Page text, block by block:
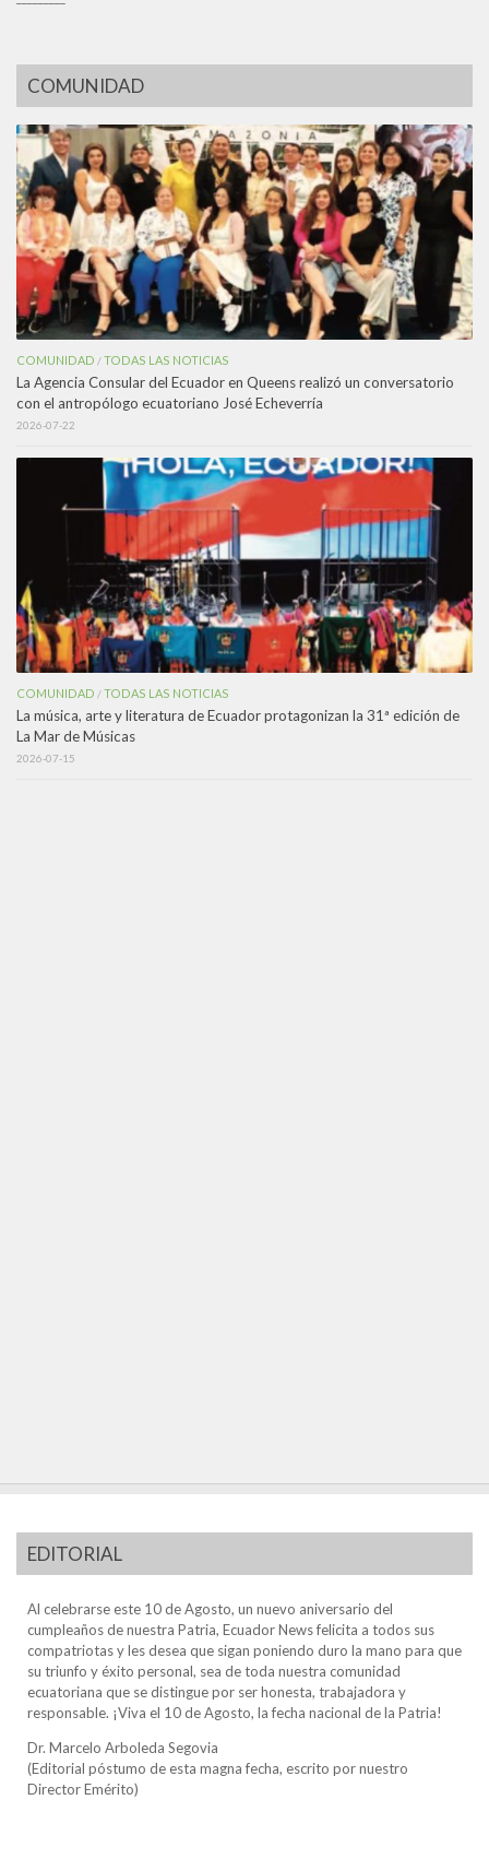
COMUNIDAD
COMUNIDAD /TODAS LAS NOTICIAS
La Agencia Consular del Ecuador en Queens realizó un conversatorio
con el antropólogo ecuatoriano José Echeverría
2026-07-22
COMUNIDAD /TODAS LAS NOTICIAS
La música, arte y literatura de Ecuador protagonizan la 31ª edición de
La Mar de Músicas
2026-07-15
EDITORIAL
Al celebrarse este 10 de Agosto, un nuevo aniversario del
cumpleaños de nuestra Patria, Ecuador News felicita a todos sus
compatriotas y les desea que sigan poniendo duro la mano para que
su triunfo y éxito personal, sea de toda nuestra comunidad
ecuatoriana que se distingue por ser honesta, trabajadora y
responsable. ¡Viva el 10 de Agosto, la fecha nacional de la Patria!
Dr. Marcelo Arboleda Segovia
(Editorial póstumo de esta magna fecha, escrito por nuestro
Director Emérito)